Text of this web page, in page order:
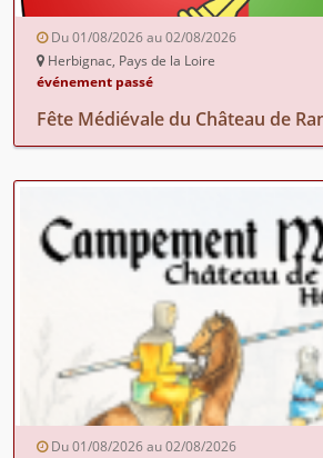
Du 01/08/2026 au 02/08/2026
Herbignac, Pays de la Loire
événement passé
Fête Médiévale du Château de
Du 01/08/2026 au 02/08/2026